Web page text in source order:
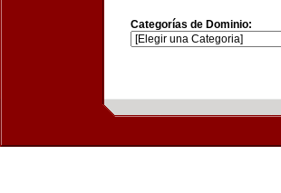
Categorías de Dominio: